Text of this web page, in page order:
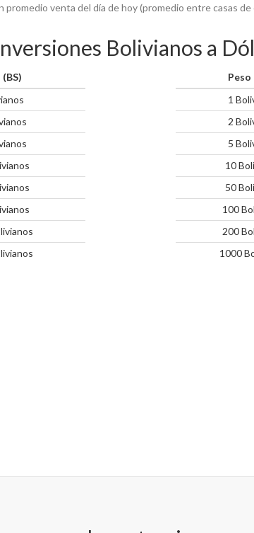
promedio venta del día de hoy (promedio entre casas
Bolivianos a
Peso
1
2
5
10
50
100
200
1000